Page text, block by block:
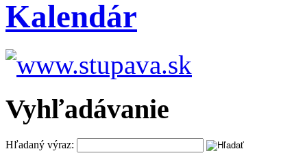
Kalendár
Vyhľadávanie
Hľadaný výraz: